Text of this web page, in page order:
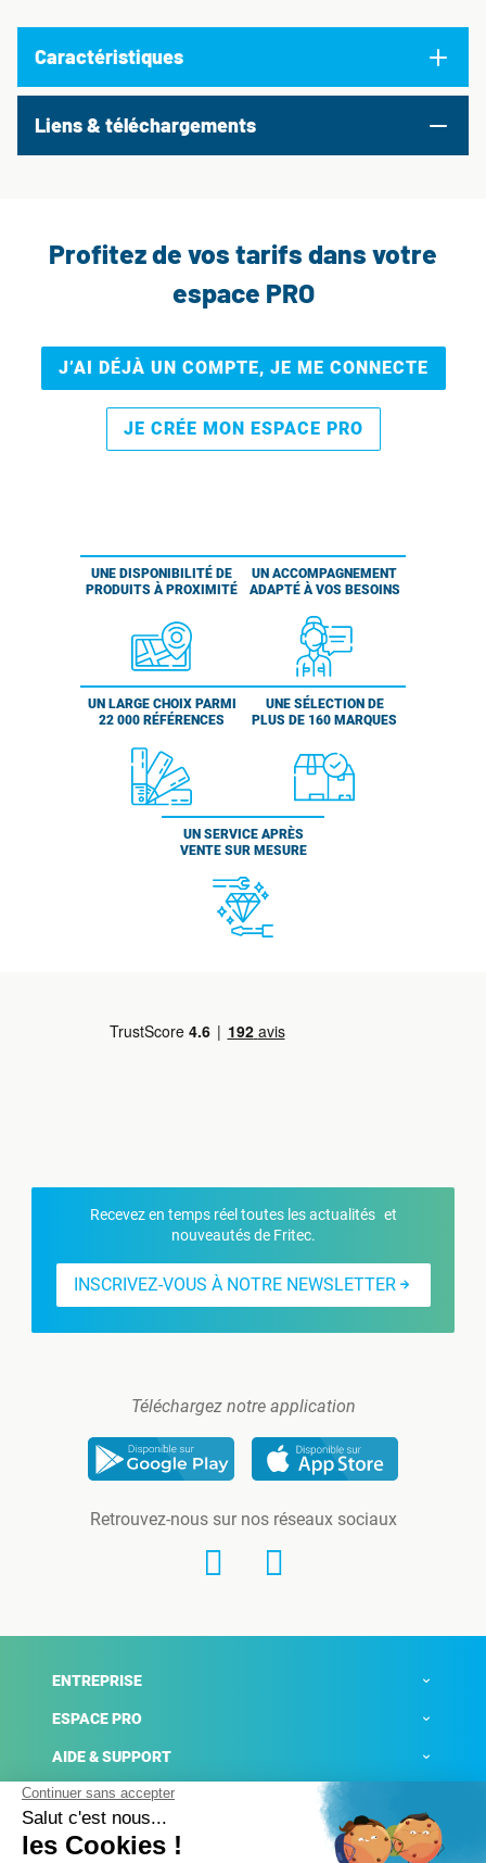
Caractéristiques
Liens & téléchargements
Profitez de vos tarifs dans votre
espace PRO
J’AI DÉJÀ UN COMPTE, JE ME CONNECTE
JE CRÉE MON ESPACE PRO
UNE DISPONIBILITÉ DE
PRODUITS À PROXIMITÉ
UN ACCOMPAGNEMENT
ADAPTÉ À VOS BESOINS
UN LARGE CHOIX PARMI
22 000 RÉFÉRENCES
UNE SÉLECTION DE
PLUS DE 160 MARQUES
UN SERVICE APRÈS
VENTE SUR MESURE
Recevez en temps réel toutes les actualités et
nouveautés de Fritec.
INSCRIVEZ-VOUS À NOTRE NEWSLETTER
Téléchargez notre application
Retrouvez-nous sur nos réseaux sociaux
ENTREPRISE
ESPACE PRO
AIDE & SUPPORT
ACTUALITÉS